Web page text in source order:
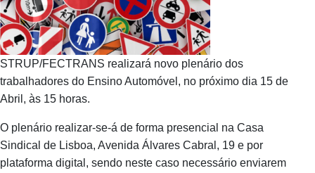
STRUP/FECTRANS realizará novo plenário dos
trabalhadores do Ensino Automóvel, no próximo dia 15 de
Abril, às 15 horas.
O plenário realizar-se-á de forma presencial na Casa
Sindical de Lisboa, Avenida Álvares Cabral, 19 e por
plataforma digital, sendo neste caso necessário enviarem